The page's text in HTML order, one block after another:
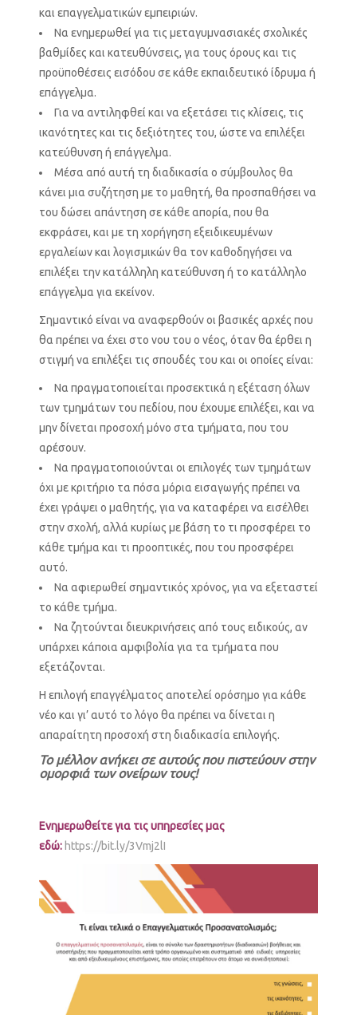
και επαγγελματικών εμπειριών.
Να ενημερωθεί για τις μεταγυμνασιακές σχολικές
βαθμίδες και κατευθύνσεις, για τους όρους και τις
προϋποθέσεις εισόδου σε κάθε εκπαιδευτικό ίδρυμα ή
επάγγελμα.
Για να αντιληφθεί και να εξετάσει τις κλίσεις, τις
ικανότητες και τις δεξιότητες του, ώστε να επιλέξει
κατεύθυνση ή επάγγελμα.
Μέσα από αυτή τη διαδικασία ο σύμβουλος θα
κάνει μια συζήτηση με το μαθητή, θα προσπαθήσει να
του δώσει απάντηση σε κάθε απορία, που θα
εκφράσει, και με τη χορήγηση εξειδικευμένων
εργαλείων και λογισμικών θα τον καθοδηγήσει να
επιλέξει την κατάλληλη κατεύθυνση ή το κατάλληλο
επάγγελμα για εκείνον.
Σημαντικό είναι να αναφερθούν οι βασικές αρχές που
θα πρέπει να έχει στο νου του ο νέος, όταν θα έρθει η
στιγμή να επιλέξει τις σπουδές του και οι οποίες είναι:
Να πραγματοποιείται προσεκτικά η εξέταση όλων
των τμημάτων του πεδίου, που έχουμε επιλέξει, και να
μην δίνεται προσοχή μόνο στα τμήματα, που του
αρέσουν.
Να πραγματοποιούνται οι επιλογές των τμημάτων
όχι με κριτήριο τα πόσα μόρια εισαγωγής πρέπει να
έχει γράψει ο μαθητής, για να καταφέρει να εισέλθει
στην σχολή, αλλά κυρίως με βάση το τι προσφέρει το
κάθε τμήμα και τι προοπτικές, που του προσφέρει
αυτό.
Να αφιερωθεί σημαντικός χρόνος, για να εξεταστεί
το κάθε τμήμα.
Να ζητούνται διευκρινήσεις από τους ειδικούς, αν
υπάρχει κάποια αμφιβολία για τα τμήματα που
εξετάζονται.
Η επιλογή επαγγέλματος αποτελεί ορόσημο για κάθε
νέο και γι’ αυτό το λόγο θα πρέπει να δίνεται η
απαραίτητη προσοχή στη διαδικασία επιλογής.
Το μέλλον ανήκει σε αυτούς που πιστεύουν στην
ομορφιά των ονείρων τους!
Ενημερωθείτε για τις υπηρεσίες μας
εδώ: https://bit.ly/3Vmj2lI